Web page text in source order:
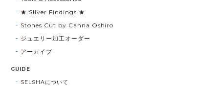
★ Silver Findings ★
Stones Cut by Canna Oshiro
ジュエリー加工オーダー
アーカイブ
GUIDE
SELSHAについて